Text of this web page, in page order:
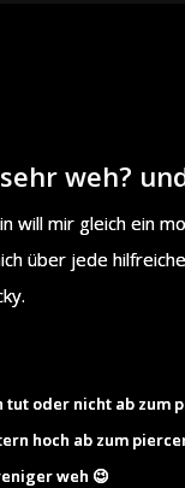
weh?
will mir gleich ein
über jede
tut oder nicht ab
hoch ab zum
weh 😉